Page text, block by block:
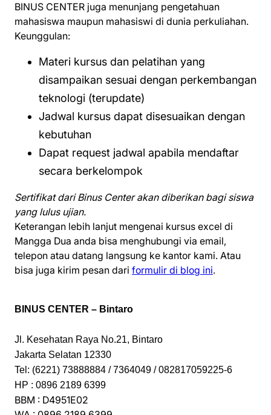
BINUS CENTER juga menunjang pengetahuan
mahasiswa maupun mahasiswi di dunia perkuliahan.
Keunggulan:
Materi kursus dan pelatihan yang
disampaikan sesuai dengan perkembangan
teknologi (terupdate)
Jadwal kursus dapat disesuaikan dengan
kebutuhan
Dapat request jadwal apabila mendaftar
secara berkelompok
Sertifikat dari Binus Center akan diberikan bagi siswa
yang lulus ujian.
Keterangan lebih lanjut mengenai kursus excel di
Mangga Dua anda bisa menghubungi via email,
telepon atau datang langsung ke kantor kami. Atau
bisa juga kirim pesan dari formulir di blog ini.
BINUS CENTER – Bintaro
Jl. Kesehatan Raya No.21, Bintaro
Jakarta Selatan 12330
Tel: (6221) 73888884 / 7364049 / 082817059225-6
HP : 0896 2189 6399
BBM : D4951E02